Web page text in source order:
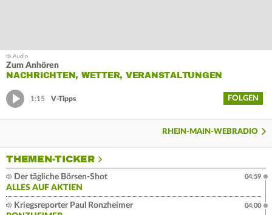
Zum Anhören
NACHRICHTEN, WETTER, VERANSTALTUNGEN
1:15 V-Tipps FOLGEN
RHEIN-MAIN-WEBRADIO
THEMEN-TICKER
Der tägliche Börsen-Shot
ALLES AUF AKTIEN
04:59
Kriegsreporter Paul Ronzheimer
04:00